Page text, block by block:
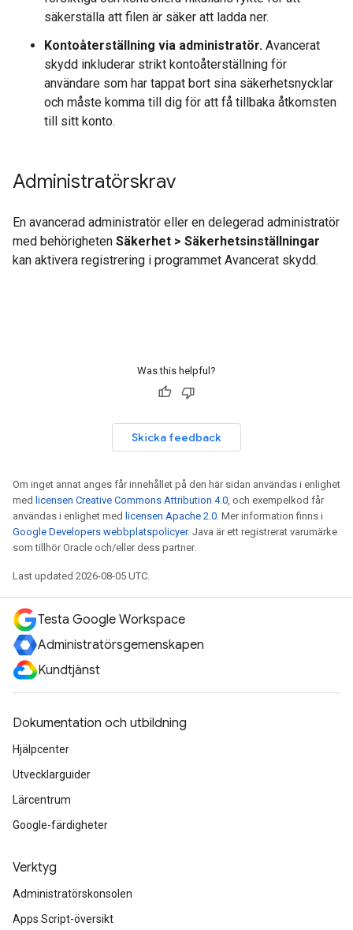
säkerställa att filen är säker att ladda ner.
Kontoåterställning via administratör. Avancerat
skydd inkluderar strikt kontoåterställning för
användare som har tappat bort sina säkerhetsnycklar
och måste komma till dig för att få tillbaka åtkomsten
till sitt konto.
Administratörskrav
En avancerad administratör eller en delegerad administratör
med behörigheten Säkerhet > Säkerhetsinställningar
kan aktivera registrering i programmet Avancerat skydd.
Was this helpful?
Skicka feedback
Om inget annat anges får innehållet på den här sidan användas i enlighet
med licensen Creative Commons Attribution 4.0, och exempelkod får
användas i enlighet med licensen Apache 2.0. Mer information finns i
Google Developers webbplatspolicyer. Java är ett registrerat varumärke
som tillhör Oracle och/eller dess partner.
Last updated 2026-08-05 UTC.
Testa Google Workspace
Administratörsgemenskapen
Kundtjänst
Dokumentation och utbildning
Hjälpcenter
Utvecklarguider
Lärcentrum
Google-färdigheter
Verktyg
Administratörskonsolen
Apps Script-översikt